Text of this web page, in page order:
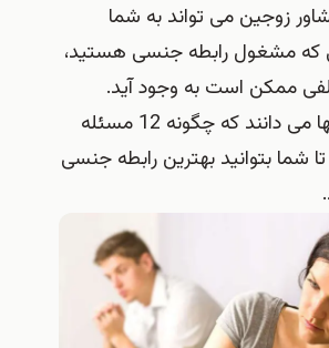
زوجین می تواند به شما
که مشغول رابطه جنسی هستید،
ممکن است به وجود آید.
خوشبختانه، آنها می دانند که چگونه 12 مسئله
شما بتوانید بهترین رابطه جنسی